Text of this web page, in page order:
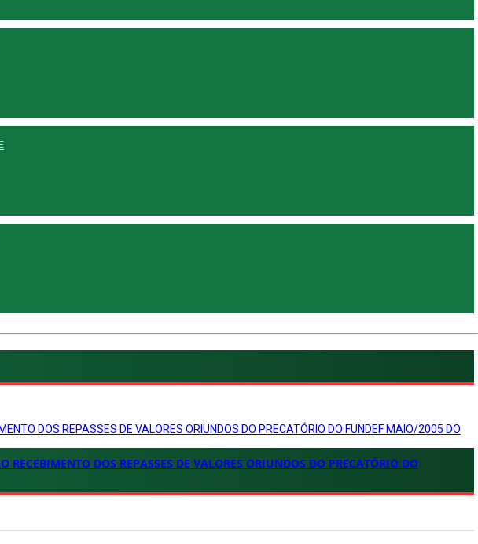
DOS REPASSES DE VALORES ORIUNDOS DO PRECATÓRIO DO FUNDEF MAIO/2005 DO
DOS REPASSES DE VALORES ORIUNDOS DO PRECATÓRIO DO